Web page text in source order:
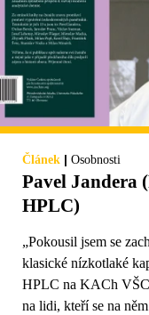
Článek | Osobnosti
Pavel Jandera
HPLC)
„Pokousil jsem se
klasické nízkotlaké
HPLC na KACh
na lidi, kteří se na